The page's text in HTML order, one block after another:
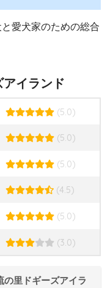
愛犬家のための総合
イランド
(5.0)
(5.0)
(5.0)
(4.5)
(5.0)
(3.0)
の里ドギーズアイラ